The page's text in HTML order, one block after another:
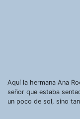
Aquí la hermana Ana
señor que estaba
un poco de sol, sino